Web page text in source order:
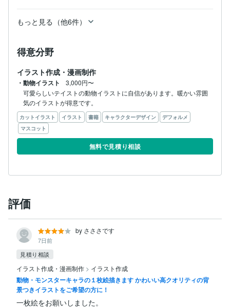
もっと見る（他6件）
得意分野
イラスト作成・漫画制作
・動物イラスト
3,000円〜
可愛らしいテイストの動物イラストに自信があります。暖かい雰囲
気のイラストが得意です。
カットイラスト イラスト 書籍 キャラクターデザイン
デフォルメ
マスコット
無料で見積り相談
評価
by さささです
7日前
見積り相談
イラスト作成・漫画制作 > イラスト作成
動物・モンスターキャラの１枚絵描きます かわいい高クオリティの背
景つきイラストをご希望の方に！
一枚絵をお願いしました。